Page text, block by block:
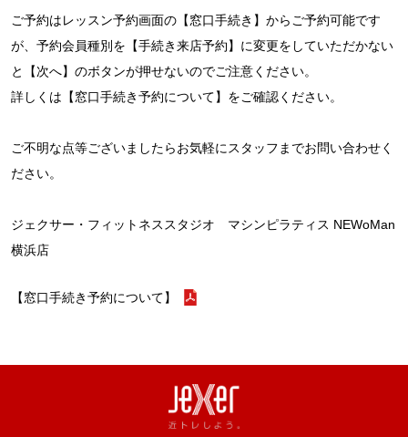
ご予約はレッスン予約画面の【窓口手続き】からご予約可能です
が、予約会員種別を【手続き来店予約】に変更をしていただかない
と【次へ】のボタンが押せないのでご注意ください。
詳しくは【窓口手続き予約について】をご確認ください。
ご不明な点等ございましたらお気軽にスタッフまでお問い合わせく
ださい。
ジェクサー・フィットネススタジオ マシンピラティス NEWoMan
横浜店
【窓口手続き予約について】